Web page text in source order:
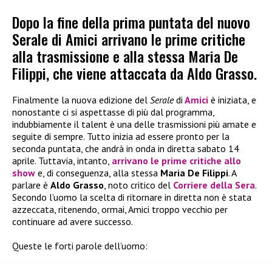
Dopo la fine della prima puntata del nuovo
Serale di Amici arrivano le prime critiche
alla trasmissione e alla stessa Maria De
Filippi, che viene attaccata da Aldo Grasso.
Finalmente la nuova edizione del Seraledi Amici è iniziata, e
nonostante ci si aspettasse di più dal programma,
indubbiamente il talent è una delle trasmissioni più amate e
seguite di sempre. Tutto inizia ad essere pronto per la
seconda puntata, che andrà in onda in diretta sabato 14
aprile. Tuttavia, intanto, arrivano le prime critiche allo
show e, di conseguenza, alla stessa Maria De Filippi. A
parlare è Aldo Grasso, noto critico del Corriere della Sera.
Secondo l’uomo la scelta di ritornare in diretta non è stata
azzeccata, ritenendo, ormai, Amici troppo vecchio per
continuare ad avere successo.
Queste le forti parole dell’uomo: